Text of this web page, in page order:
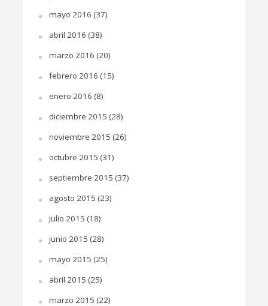
mayo 2016 (37)
abril 2016 (38)
marzo 2016 (20)
febrero 2016 (15)
enero 2016 (8)
diciembre 2015 (28)
noviembre 2015 (26)
octubre 2015 (31)
septiembre 2015 (37)
agosto 2015 (23)
julio 2015 (18)
junio 2015 (28)
mayo 2015 (25)
abril 2015 (25)
marzo 2015 (22)